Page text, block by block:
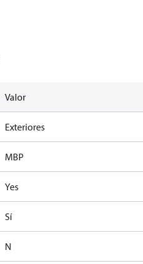
Valor
Exteriores
MBP
Yes
Sí
N